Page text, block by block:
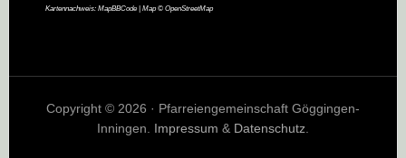
Kartennachweis: MapBBCode| Map © OpenStreetMap
Copyright © 2026 · Pfarreiengemeinschaft Göggingen-
Inningen. Impressum & Datenschutz.